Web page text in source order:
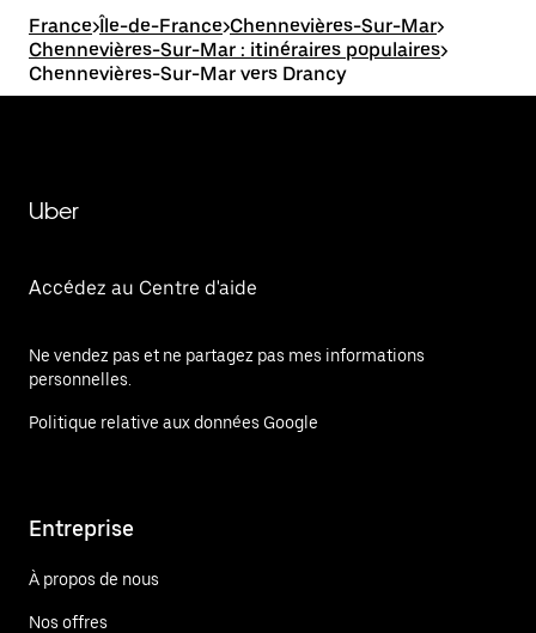
France>Île-de-France>Chennevières-Sur-Mar>
Chennevières-Sur-Mar : itinéraires populaires>
Chennevières-Sur-Mar vers Drancy
Uber
Accédez au Centre d'aide
Ne vendez pas et ne partagez pas mes informations
personnelles.
Politique relative aux données Google
Entreprise
À propos de nous
Nos offres